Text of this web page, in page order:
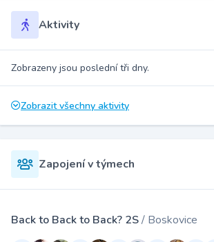
Aktivity
Zobrazeny jsou poslední tři dny.
Zobrazit všechny aktivity
Zapojení v týmech
Back to Back to Back? 2S/ Boskovice